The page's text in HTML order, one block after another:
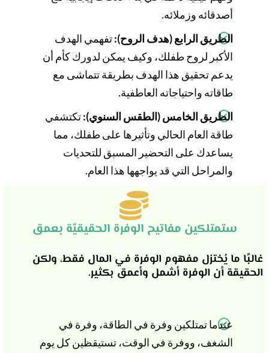
أصدقائه وزملائه.
الطريق الرابع (هدف الروح):تفهمي الهدف
الأكبر لروح طفلك، وكيف يمكن لدورك كأم أن
يدعم تحقيق هذا الهدف بطريقة تتماشى مع
طاقاته واحتياجاته العاطفية.
الطريق الخامس (الطقس السنوي):تكتشفي
طاقة العام الحالي وتأثيرها على طفلك، مما
يساعدك على التحضير المسبق للتحديات
والمراحل التي قد يواجهها هذا العام.
ستمتلكين مفاتيح الوفرة الحقيقيّة بعمق
غالبًا ما يُختزل مفهوم الوفرة في المال فقط، ولكن
الحقيقة أن الوفرة أشمل وأعمق بكثير.
عندما تمتلكين وفرة في الطاقة، وفرة في
الشغف، ووفرة في الوقت، تستيقظين كل يوم